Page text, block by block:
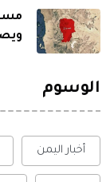
الوسوم
أخبار اليمن